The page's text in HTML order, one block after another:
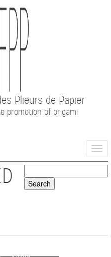
Plieurs de Papier
promotion of origami